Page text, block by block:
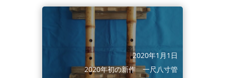
2020年1月1日
2020年初の新作 一尺八寸管